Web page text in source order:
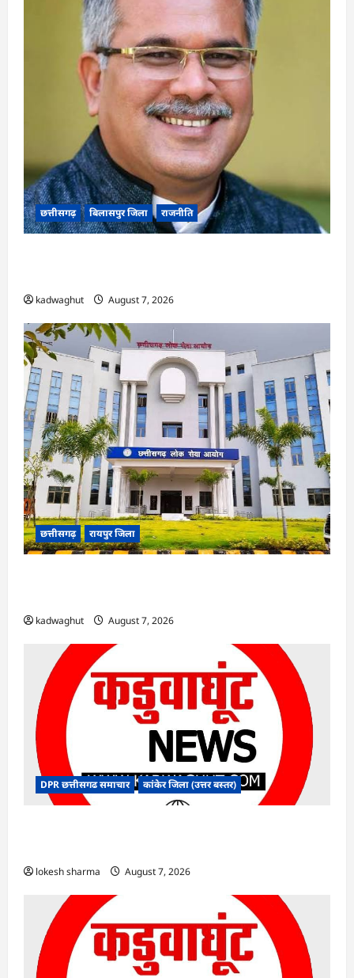
छत्तीसगढ़ बिलासपुर जिला राजनीति
kadwaghut August 7, 2026
छत्तीसगढ़ रायपुर जिला
kadwaghut August 7, 2026
DPR छत्तीसगढ समाचार कांकेर जिला (उत्तर बस्तर)
lokesh sharma August 7, 2026